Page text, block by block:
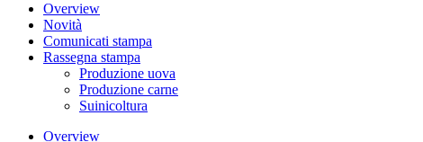
Overview
Novità
Comunicati stampa
Rassegna stampa
Produzione uova
Produzione carne
Suinicoltura
Overview